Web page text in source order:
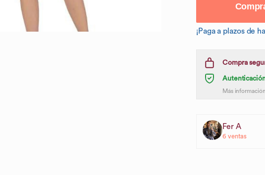
¡Paga a plazos de
Compra
Más información
Fer A
6 ventas